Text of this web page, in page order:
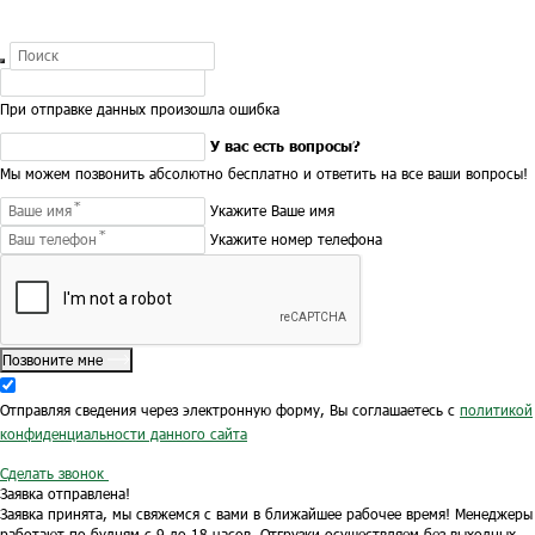
При отправке данных произошла ошибка
У вас есть вопросы?
Мы можем позвонить абсолютно бесплатно и ответить на все ваши вопросы!
Укажите Ваше имя
Укажите номер телефона
Позвоните мне
Отправляя сведения через электронную форму, Вы соглашаетесь с политикой
конфиденциальности данного сайта
Сделать звонок
Заявка отправлена!
Заявка принята, мы свяжемся с вами в ближайшее рабочее время! Менеджеры